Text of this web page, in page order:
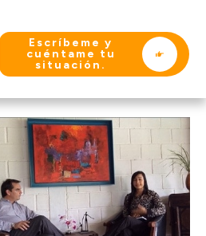
Escríbeme y
cuéntame tu
situación.